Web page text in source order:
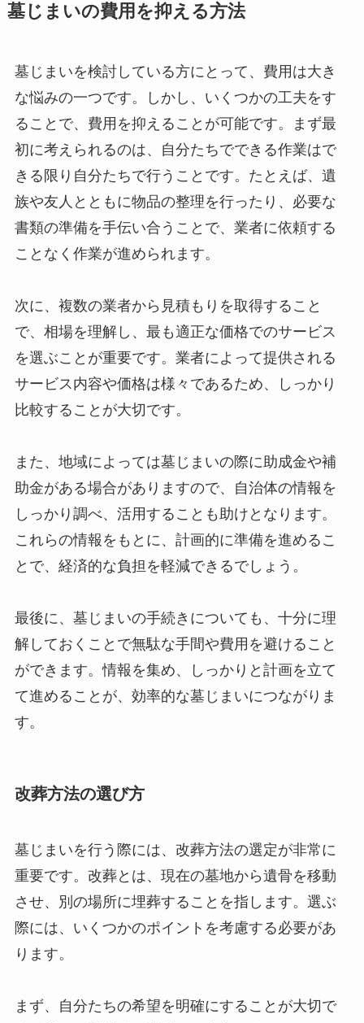
墓じまいの費用を抑える方法
墓じまいを検討している方にとって、費用は大き
な悩みの一つです。しかし、いくつかの工夫をす
ることで、費用を抑えることが可能です。まず最
初に考えられるのは、自分たちでできる作業はで
きる限り自分たちで行うことです。たとえば、遺
族や友人とともに物品の整理を行ったり、必要な
書類の準備を手伝い合うことで、業者に依頼する
ことなく作業が進められます。
次に、複数の業者から見積もりを取得すること
で、相場を理解し、最も適正な価格でのサービス
を選ぶことが重要です。業者によって提供される
サービス内容や価格は様々であるため、しっかり
比較することが大切です。
また、地域によっては墓じまいの際に助成金や補
助金がある場合がありますので、自治体の情報を
しっかり調べ、活用することも助けとなります。
これらの情報をもとに、計画的に準備を進めるこ
とで、経済的な負担を軽減できるでしょう。
最後に、墓じまいの手続きについても、十分に理
解しておくことで無駄な手間や費用を避けること
ができます。情報を集め、しっかりと計画を立て
て進めることが、効率的な墓じまいにつながりま
す。
改葬方法の選び方
墓じまいを行う際には、改葬方法の選定が非常に
重要です。改葬とは、現在の墓地から遺骨を移動
させ、別の場所に埋葬することを指します。選ぶ
際には、いくつかのポイントを考慮する必要があ
ります。
まず、自分たちの希望を明確にすることが大切で